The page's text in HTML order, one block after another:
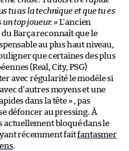
tu as la technique et que tu es
un top joueur. »L’ancien
Barça reconnaît que le
au plus haut niveau,
que certaines des plus
(Real, City, PSG)
avec régularité le modèle si
d’autres moyens et une
dans la tête » , pas
défoncer au pressing. À
actuellement bloqué dans le
récemment faitfantasmer
.